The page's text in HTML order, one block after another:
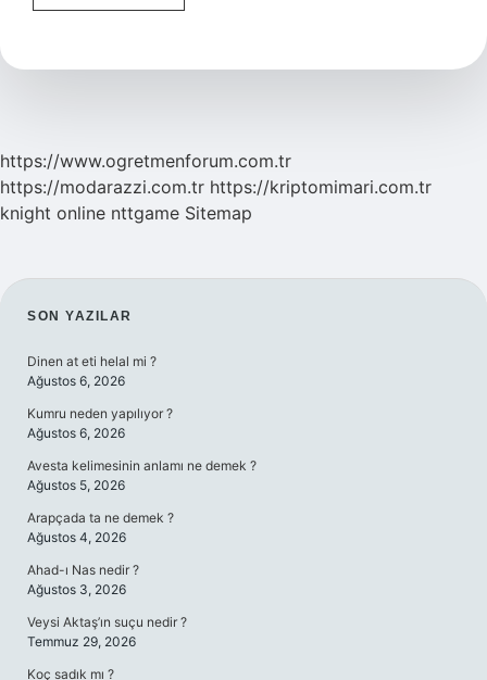
Etek
Yapılır
https://www.ogretmenforum.com.tr
https://modarazzi.com.tr https://kriptomimari.com.tr
knight online nttgame Sitemap
SIDEBAR
SON YAZILAR
Dinen at eti helal mi ?
Ağustos 6, 2026
Kumru neden yapılıyor ?
Ağustos 6, 2026
Avesta kelimesinin anlamı ne demek ?
Ağustos 5, 2026
Arapçada ta ne demek ?
Ağustos 4, 2026
Ahad-ı Nas nedir ?
Ağustos 3, 2026
Veysi Aktaş’ın suçu nedir ?
Temmuz 29, 2026
Koç sadık mı ?